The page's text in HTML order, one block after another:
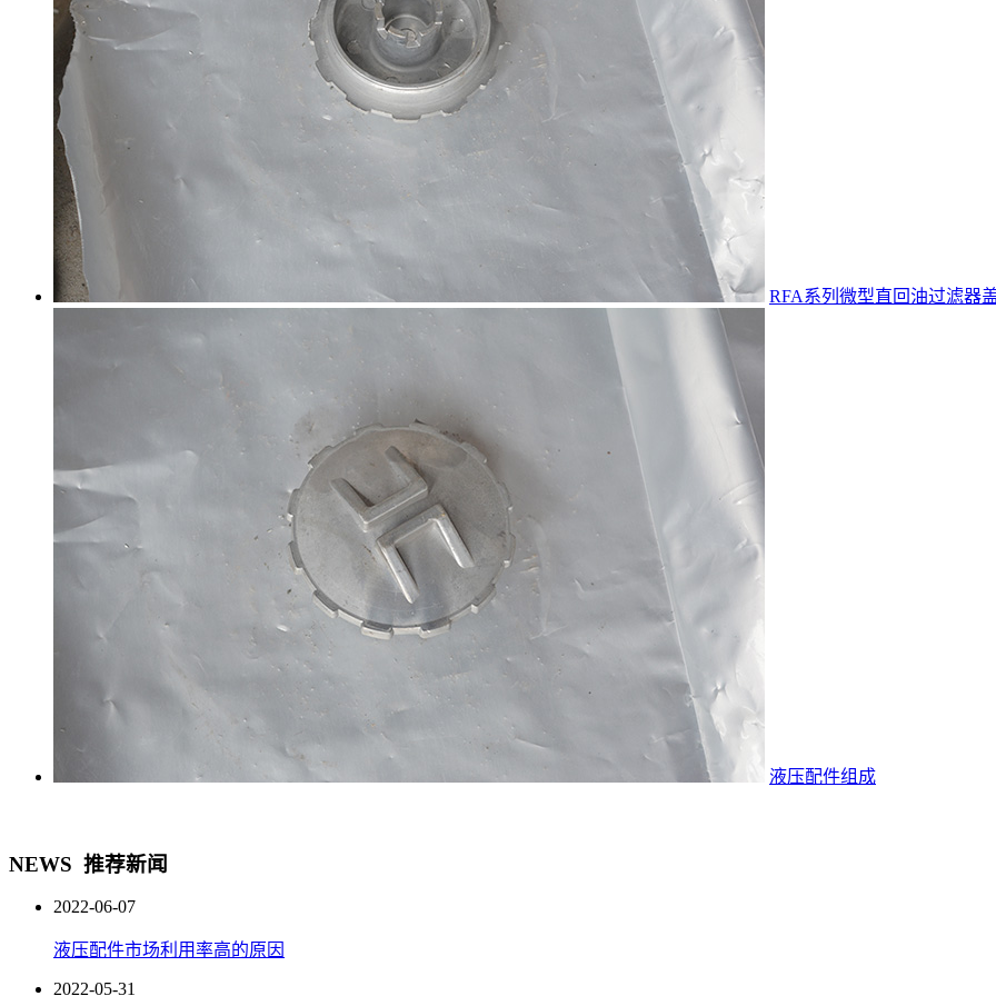
RFA系列微型直回油过滤器
液压配件组成
NEWS 推荐新闻
2022-06-07
液压配件市场利用率高的原因
2022-05-31